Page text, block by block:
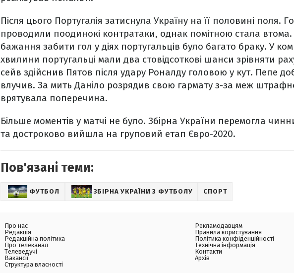
Після цього Португалія затиснула Україну на її половині поля.
проводили поодинокі контратаки, однак помітною стала
бажання забити гол у діях португальців було багато браку. У
хвилини португальці мали два стовідсоткові шанси зрівняти
сейв здійснив Пятов після удару Роналду головою у кут. Пепе
влучив. За мить Даніло розрядив свою гармату з-за меж
врятувала поперечина.
Більше моментів у матчі не було. Збірна України перемогла
та достроково вийшла на груповий етап Євро-2020.
Пов'язані теми:
ФУТБОЛ ЗБІРНА УКРАЇНИ З ФУТБОЛУ СПОРТ
Про нас
Редакція
Редакційна політика
Про телеканал
Телеведучі
Вакансії
Структура власності
Рекламодавцям
Правила користування
Політика конфіденційності
Технічна інформація
Контакти
Архів